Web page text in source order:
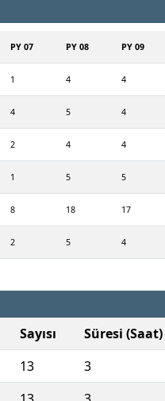
PY 07 PY 08 PY 09
1 4 4
4 5 4
2 4 4
1 5 5
8 18 17
2 5 4
Sayısı Süresi (Saat)
13 3